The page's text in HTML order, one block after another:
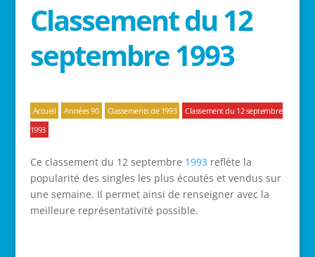
Classement du 12
septembre 1993
Accueil Années 90 Classements de 1993
Classement du 12 septembre
1993
Ce classement du 12 septembre 1993 reflète la
popularité des singles les plus écoutés et vendus sur
une semaine. Il permet ainsi de renseigner avec la
meilleure représentativité possible.